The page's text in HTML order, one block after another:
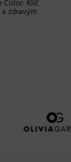
Color: Klíč
zdravým